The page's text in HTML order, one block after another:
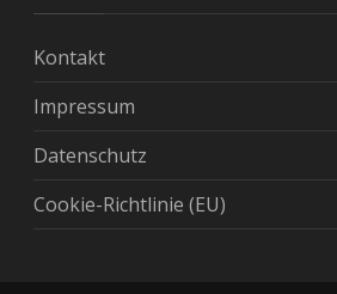
Kontakt
Impressum
Datenschutz
Cookie-Richtlinie (EU)